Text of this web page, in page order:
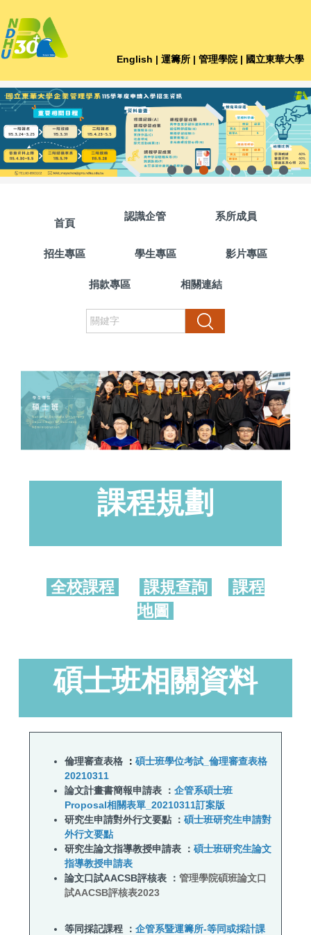
到
主
要
容
區
English | 運籌所 | 管理學院 | 國立東華大學
首頁
認識企管 系所成員
招生專區 學生專區 影片專區
捐款專區 相關連結
搜尋
課程規劃
全校課程 課規查詢
課程
地圖
碩士班相關資料
倫理審查表格 ： 碩士班學位考試_倫理審查表格
20210311
論文計畫書簡報申請表 ： 企管系碩士班
Proposal相關表單_20210311訂案版
研究生申請對外行文要點 ： 碩士班研究生申請對
外行文要點
研究生論文指導教授申請表 ： 碩士班研究生論文
指導教授申請表
論文口試AACSB評核表 ： 管理學院碩班論文口
試AACSB評核表2023
等同採記課程 ： 企管系暨運籌所-等同或採計課